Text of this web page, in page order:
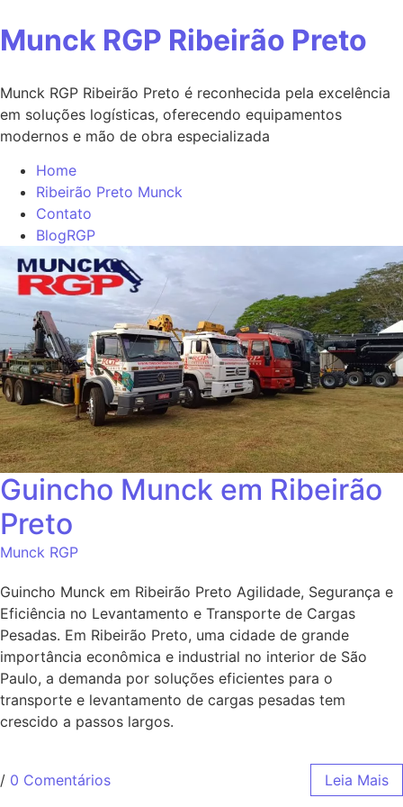
Ir
para
conteúdo
Munck RGP Ribeirão Preto
Munck RGP Ribeirão Preto é reconhecida pela excelência
em soluções logísticas, oferecendo equipamentos
modernos e mão de obra especializada
Home
Ribeirão Preto Munck
Contato
BlogRGP
Guincho Munck em Ribeirão
Preto
Munck RGP
Guincho Munck em Ribeirão Preto Agilidade, Segurança e
Eficiência no Levantamento e Transporte de Cargas
Pesadas. Em Ribeirão Preto, uma cidade de grande
importância econômica e industrial no interior de São
Paulo, a demanda por soluções eficientes para o
transporte e levantamento de cargas pesadas tem
crescido a passos largos.
/ 0 Comentários Leia Mais